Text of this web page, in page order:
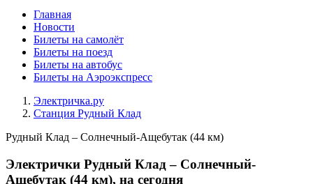
Главная
Новости
Билеты на самолёт
Билеты на поезд
Билеты на автобус
Билеты на Аэроэкспресс
Электричка.ру
Станция Рудный Клад
Рудный Клад – Солнечный-Ащебутак (44 км)
Электрички Рудный Клад – Солнечный-
Ащебутак (44 км), на сегодня